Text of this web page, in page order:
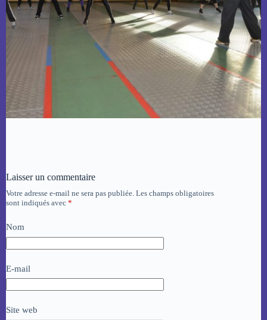
Laisser un commentaire
Votre adresse e-mail ne sera pas publiée. Les champs obligatoires
sont indiqués avec *
Nom
E-mail
Site web